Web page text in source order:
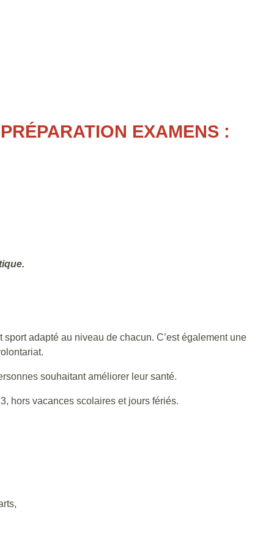
EXAMENS :
adapté au niveau de chacun. C’est également une
souhaitant améliorer leur santé.
hors vacances scolaires et jours fériés.